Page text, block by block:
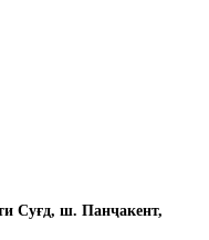
Суғд, ш. Панҷакент,